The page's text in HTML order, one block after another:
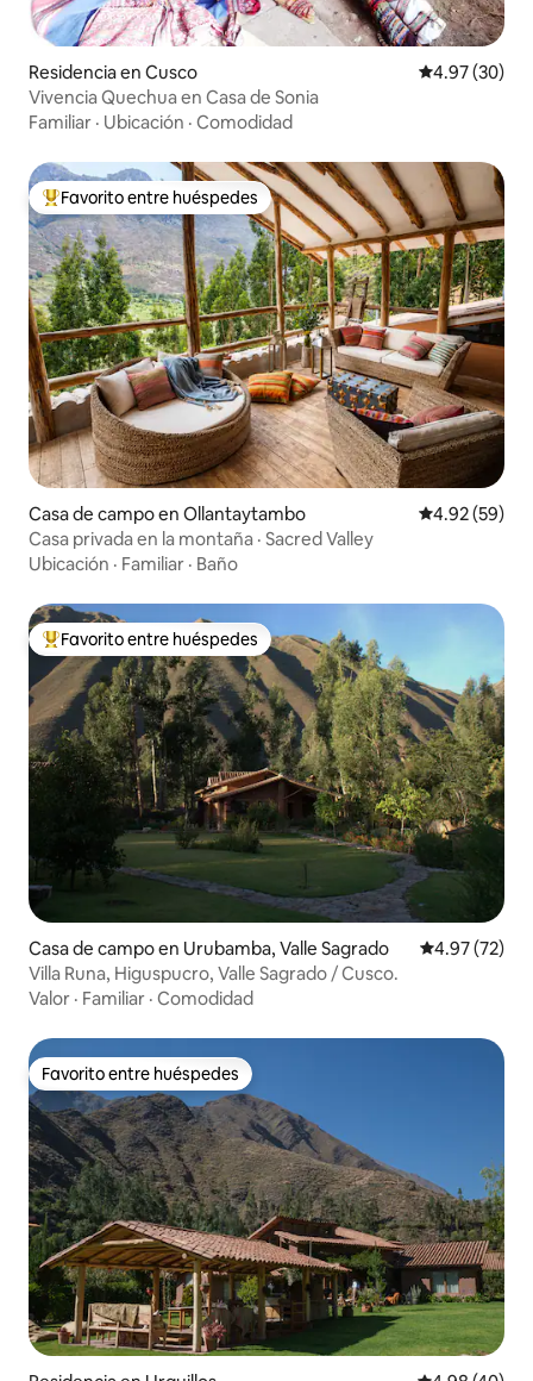
Residencia en Cusco Calificación
4.97 (30)
Vivencia Quechua en Casa de Sonia
Familiar · Ubicación · Comodidad
De los mejores en Favorito entre huéspedes
Favorito entre huéspedes
Casa de campo en Ollantaytambo Calificación
4.92 (59)
Casa privada en la montaña · Sacred Valley
Ubicación · Familiar · Baño
De los mejores en Favorito entre huéspedes
Favorito entre huéspedes
Casa de campo en Urubamba, Valle Sagrado Calificación
4.97 (72)
Villa Runa, Higuspucro, Valle Sagrado / Cusco.
Valor · Familiar · Comodidad
Favorito entre huéspedes
Favorito entre huéspedes